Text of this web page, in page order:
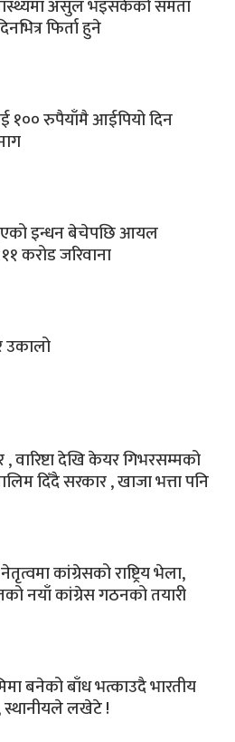
असुल भइसकेको समता
फिर्ता हुने
१०० रुपैयाँमै आईपियो दिन
इन्धन बेचेपछि आयल
करोड जरिवाना
उकालो
देखि केयर गिभरसम्मको
दिँदै सरकार , खाजा भत्ता पनि
कांग्रेसको राष्ट्रिय भेला,
नयाँ कांग्रेस गठनको तयारी
बनेको बाँध भत्काउदै भारतीय
लखेटे !